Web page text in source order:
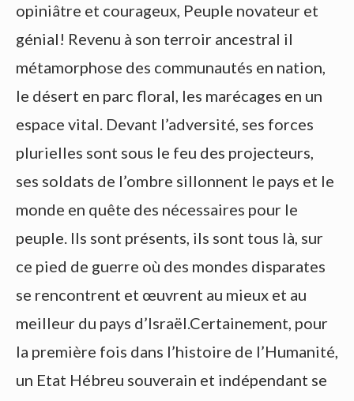
opiniâtre et courageux, Peuple novateur et
génial! Revenu à son terroir ancestral il
métamorphose des communautés en nation,
le désert en parc floral, les marécages en un
espace vital. Devant l’adversité, ses forces
plurielles sont sous le feu des projecteurs,
ses soldats de l’ombre sillonnent le pays et le
monde en quête des nécessaires pour le
peuple. Ils sont présents, ils sont tous là, sur
ce pied de guerre où des mondes disparates
se rencontrent et œuvrent au mieux et au
meilleur du pays d’Israël.Certainement, pour
la première fois dans l’histoire de l’Humanité,
un Etat Hébreu souverain et indépendant se